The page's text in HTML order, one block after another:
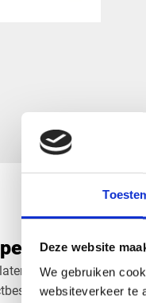
Deze website
We gebruiken
websiteverkeer te
zwarte
staan bekend om
en biedt een